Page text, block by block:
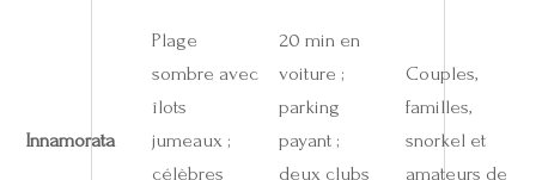
Innamorata
Plage
sombre avec
îlots
jumeaux ;
célèbres
20 min en
voiture ;
parking
payant ;
deux clubs
Couples,
familles,
snorkel et
amateurs de